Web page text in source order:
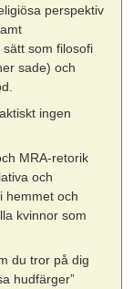
perspektiv
som filosofi
sade) och
ingen
MRA-retorik
och
hemmet och
kvinnor som
du tror på dig
hudfärger”